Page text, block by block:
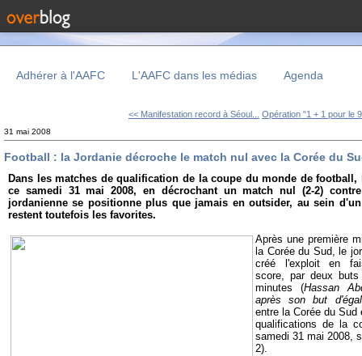
Adhérer à l'AAFC L'AAFC dans les médias Agenda
<< Manifestation record à Séoul... Opération "1 + 1 pour le
31 mai 2008
Football : la Jordanie décroche le match nul avec la Corée du
Dans les matches de qualification de la coupe du monde de
ce samedi 31 mai 2008, en décrochant un match nul (2-2)
jordanienne se positionne plus que jamais en outsider, au sein
restent toutefois les favorites.
Après une première
la Corée du Sud, le
créé l'exploit en
score, par deux
minutes (Hassan
après son but
entre la Corée du
qualifications de la
samedi 31 mai 2008,
2).